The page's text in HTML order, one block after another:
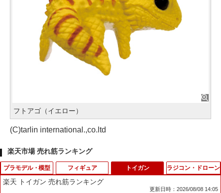
フトアゴ（イエロー）
(C)tarlin international.,co.ltd
楽天市場 売れ筋ランキング
プラモデル・模型 フィギュア トイガン
楽天 トイガン 売れ筋ランキング
更新日時：2026/08/08 14:05
ラジコン・ドローン